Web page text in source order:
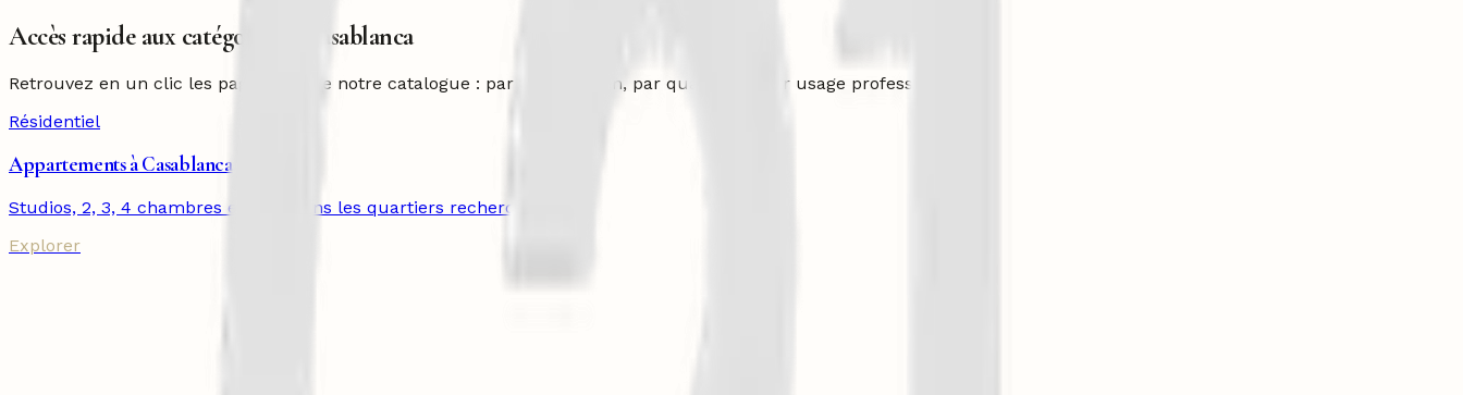
Accès rapide aux catégories à Casablanca
Retrouvez en un clic les pages clés de notre catalogue : par type de bien, par quartier et par usage professionnel.
Résidentiel
Appartements à Casablanca
Studios, 2, 3, 4 chambres et plus dans les quartiers recherchés.
Explorer